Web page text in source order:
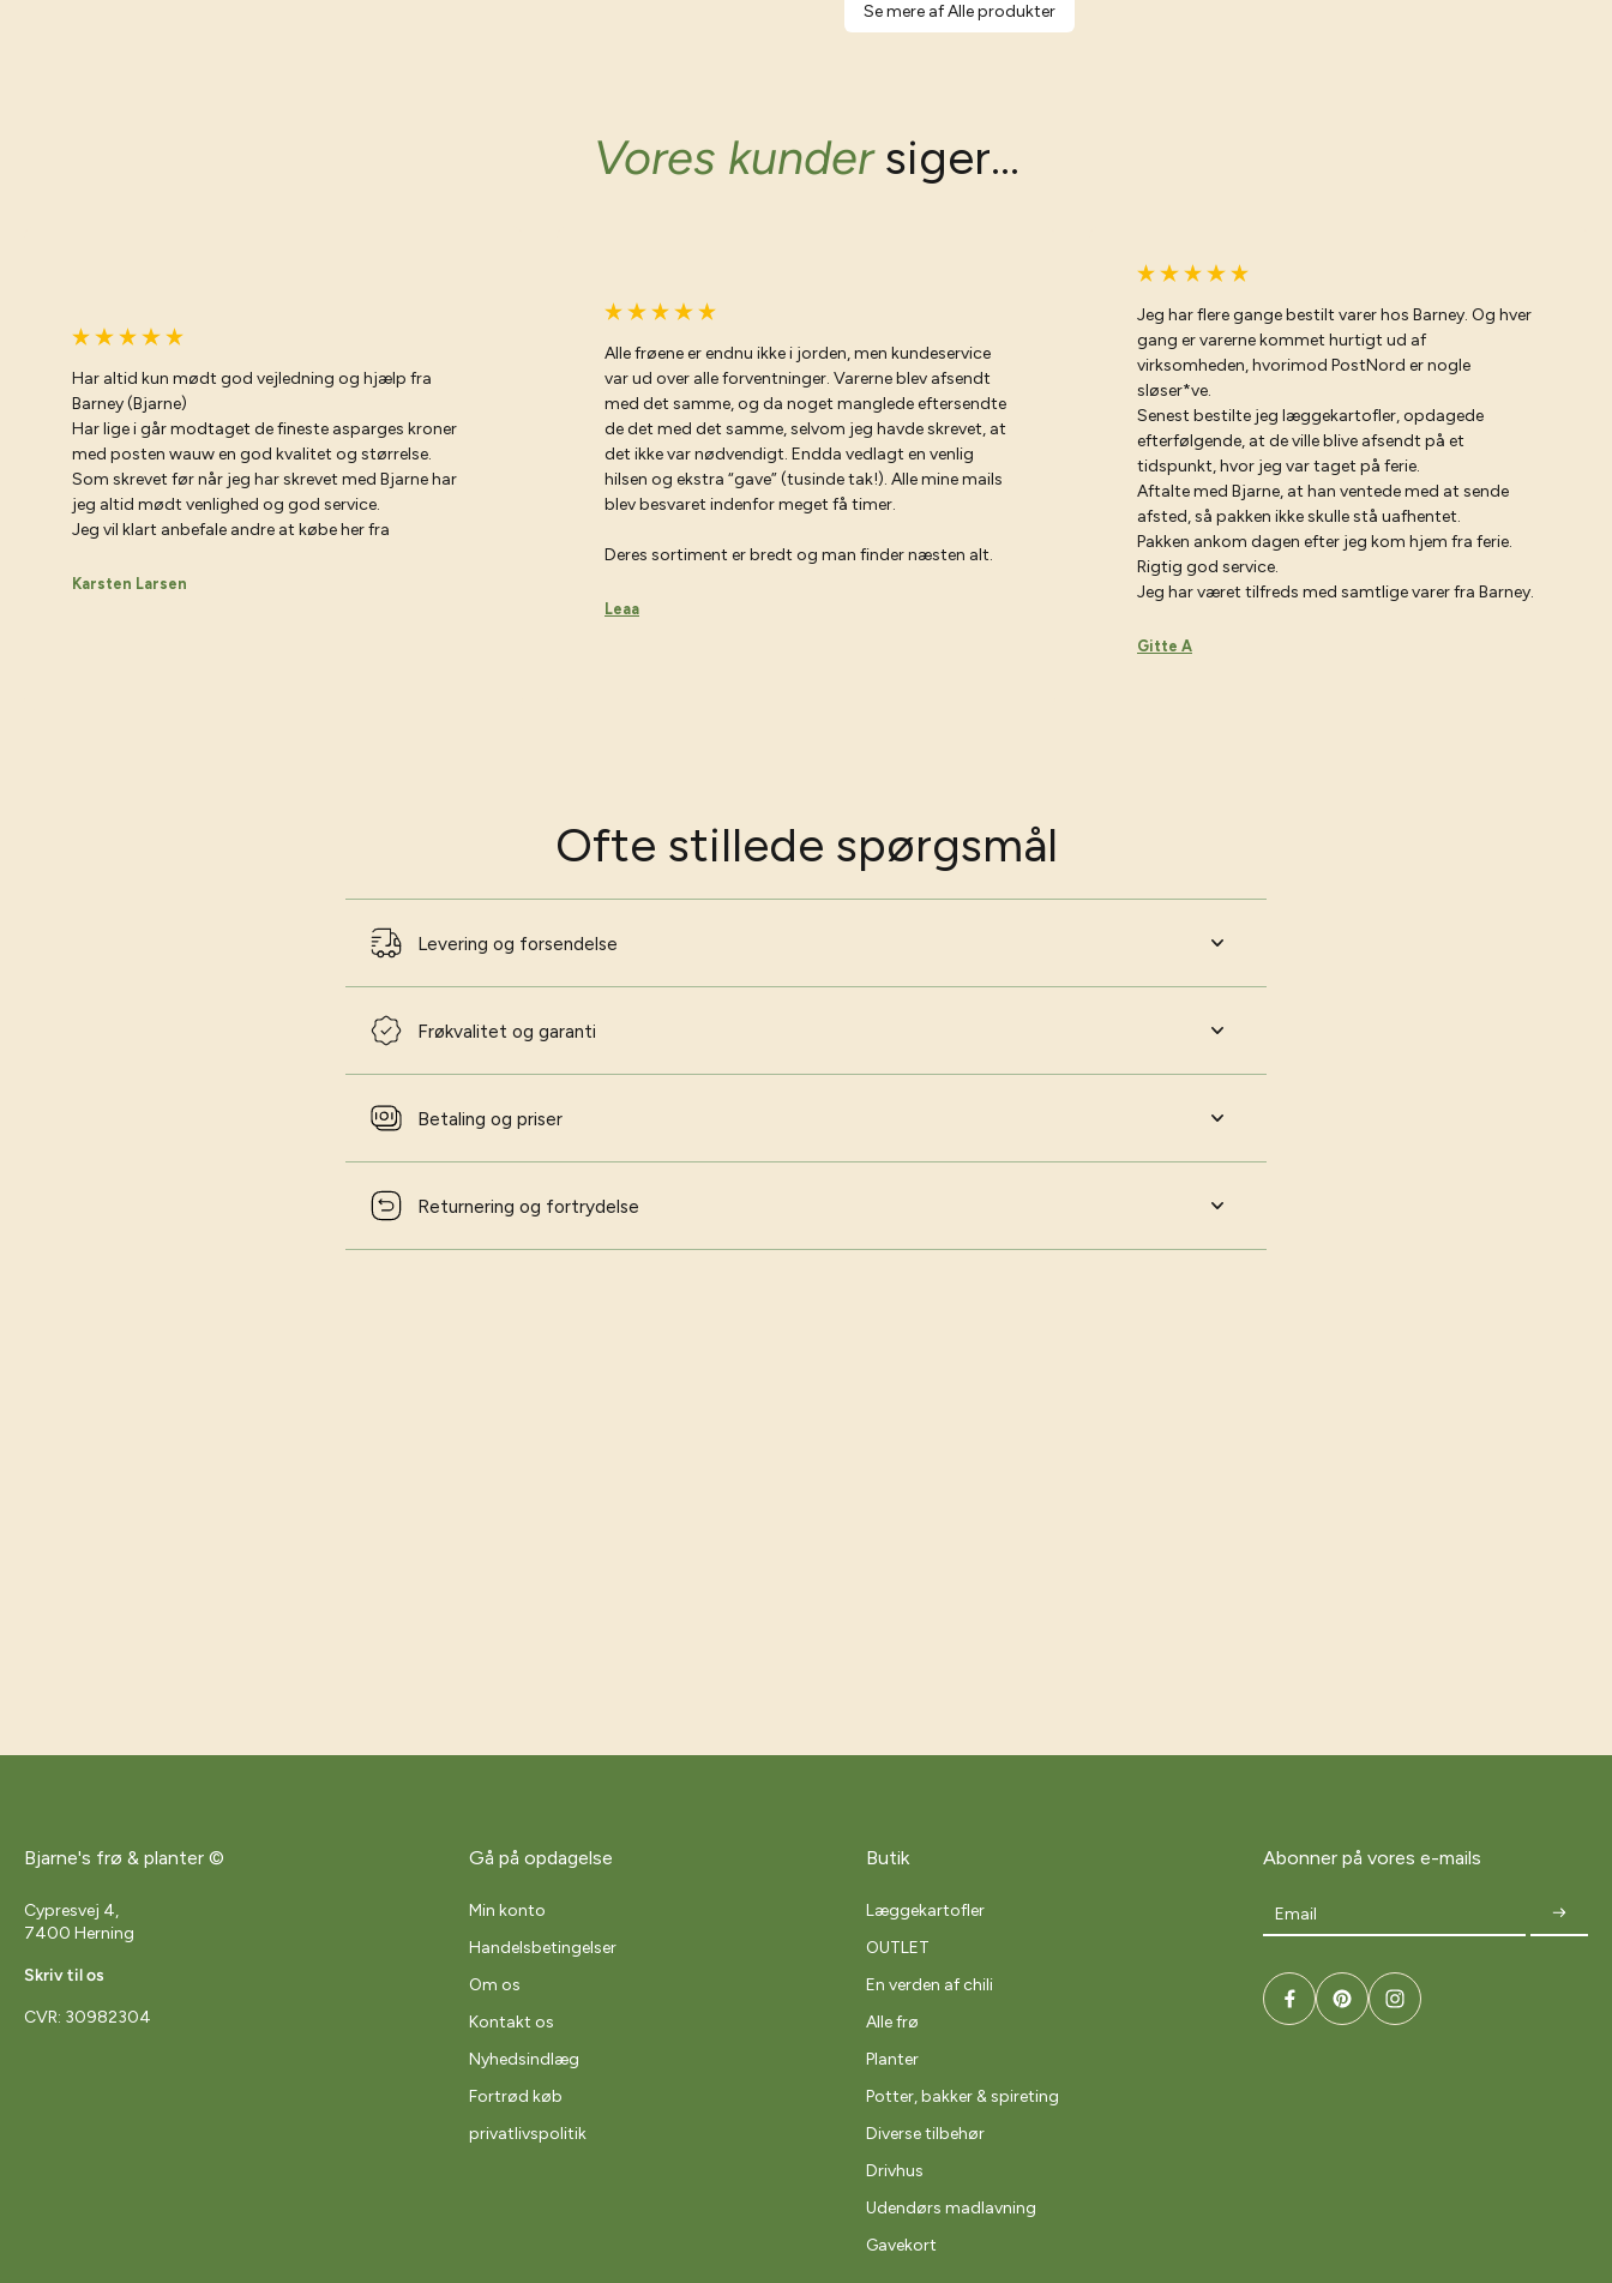
Se mere af Alle produkter
Vores kundersiger...
Har altid kun mødt god vejledning og hjælp fra
Barney (Bjarne)
Har lige i går modtaget de fineste asparges kroner
med posten wauw en god kvalitet og størrelse.
Som skrevet før når jeg har skrevet med Bjarne har
jeg altid mødt venlighed og god service.
Jeg vil klart anbefale andre at købe her fra
Karsten Larsen
Alle frøene er endnu ikke i jorden, men kundeservice
var ud over alle forventninger. Varerne blev afsendt
med det samme, og da noget manglede eftersendte
de det med det samme, selvom jeg havde skrevet, at
det ikke var nødvendigt. Endda vedlagt en venlig
hilsen og ekstra “gave” (tusinde tak!). Alle mine mails
blev besvaret indenfor meget få timer.
Deres sortiment er bredt og man finder næsten alt.
Leaa
Jeg har flere gange bestilt varer hos Barney. Og hver
gang er varerne kommet hurtigt ud af
virksomheden, hvorimod PostNord er nogle
sløser*ve.
Senest bestilte jeg læggekartofler, opdagede
efterfølgende, at de ville blive afsendt på et
tidspunkt, hvor jeg var taget på ferie.
Aftalte med Bjarne, at han ventede med at sende
afsted, så pakken ikke skulle stå uafhentet.
Pakken ankom dagen efter jeg kom hjem fra ferie.
Rigtig god service.
Jeg har været tilfreds med samtlige varer fra Barney.
Gitte A
Ofte stillede spørgsmål
Levering og forsendelse
Frøkvalitet og garanti
Betaling og priser
Returnering og fortrydelse
Bjarne's frø & planter ©
Cypresvej 4,
7400 Herning
Skriv til os
CVR: 30982304
Gå på opdagelse
Min konto
Handelsbetingelser
Om os
Kontakt os
Nyhedsindlæg
Fortrød køb
privatlivspolitik
Butik
Læggekartofler
OUTLET
En verden af chili
Alle frø
Planter
Potter, bakker & spireting
Diverse tilbehør
Drivhus
Udendørs madlavning
Gavekort
Abonner på vores e-mails
Email